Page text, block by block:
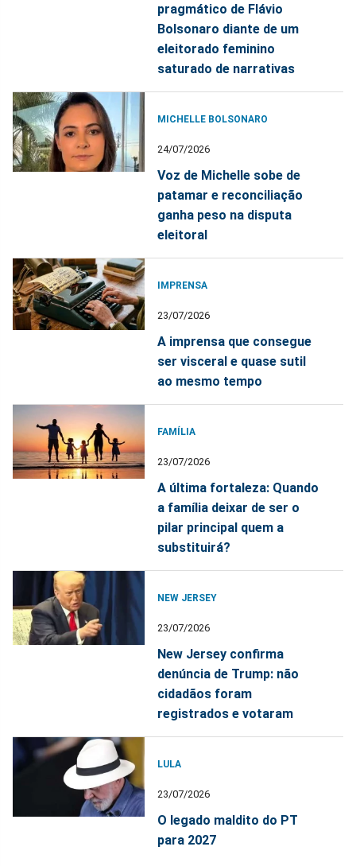
pragmático de Flávio
Bolsonaro diante de um
eleitorado feminino
saturado de narrativas
MICHELLE BOLSONARO
24/07/2026
Voz de Michelle sobe de
patamar e reconciliação
ganha peso na disputa
eleitoral
IMPRENSA
23/07/2026
A imprensa que consegue
ser visceral e quase sutil
ao mesmo tempo
FAMÍLIA
23/07/2026
A última fortaleza: Quando
a família deixar de ser o
pilar principal quem a
substituirá?
NEW JERSEY
23/07/2026
New Jersey confirma
denúncia de Trump: não
cidadãos foram
registrados e votaram
LULA
23/07/2026
O legado maldito do PT
para 2027